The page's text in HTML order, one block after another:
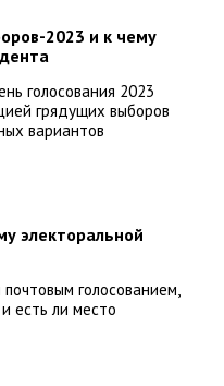
2023 и к чему
голосования 2023
грядущих выборов
вариантов
электоральной
голосованием,
есть ли место